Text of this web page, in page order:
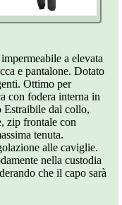
a elevata
e pantalone. Dotato
Ottimo per
con fodera interna in
Estraibile dal collo,
zip frontale con
tenuta.
alle caviglie.
nella custodia
che il capo sarà